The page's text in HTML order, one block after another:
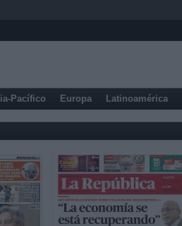
Pacífico Europa Latinoamérica